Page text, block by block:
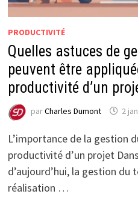
PRODUCTIVITÉ
Quelles astuces de
peuvent être
productivité d’un
parCharles Dumont 2
L’importance de la gestion
productivité d’un projet
d’aujourd’hui, la gestion
réalisation …